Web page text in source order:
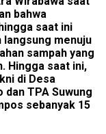
bahwa
saat ini
menuju
sampah yang
Hingga saat ini,
di Desa
dan TPA Suwung
sebanyak 15